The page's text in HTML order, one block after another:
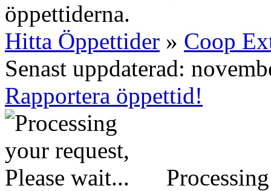
öppettiderna.
Hitta Öppettider » Coop
Senast uppdaterad:
Rapportera öppettid!